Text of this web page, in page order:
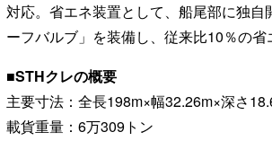
対応。省エネ装置として、船尾部に独
ーフバルブ」を装備し、従来比10％の省
■STHクレの概要
主要寸法：全長198m×幅32.26m×深さ
載貨重量：6万309トン